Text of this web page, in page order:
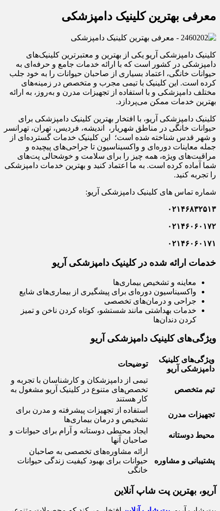
معرفی بهترین کلینیک دامپزشکی
کلینیک دامپزشکی آریو یکی از بهترین و معتبرترین کلینیک‌های
دامپزشکی در کشور است که با ارائه خدمات جامع و حرفه‌ای به
حیوانات خانگی، اعتماد بسیاری از صاحبان حیوانات را به خود جلب
کرده است. این کلینیک با تیمی مجرب و متخصص در زمینه‌های
مختلف دامپزشکی و با استفاده از تجهیزات مدرن و به‌روز، به ارائه
بهترین خدمات ممکن می‌پردازد.
کلینیک دامپزشکی آریو، با افتخار بهترین کلینیک دامپزشکی برای
حیوانات خانگی در مناطق شهریار، اندیشه، فردیس، تهران، تهرانسر
و شهر قدس شناخته شده است؛ این کلینیک خدمات گسترده‌ای از
جمله معاینات دوره‌ای و واکسیناسیون تا جراحی‌های پیچیده و
مراقبت‌های ویژه، همه چیز را برای سلامت و خوشحالی پت‌های
شما آماده کرده است. به ما اعتماد کنید و بهترین خدمات دامپزشکی
را تجربه کنید.
شماره تماس های کلینیک دامپزشکی آریو:
۰۲۱۴۶۸۳۲۵۱۳
۰۲۱۴۶۰۶۰۱۷۲
۰۲۱۴۶۰۶۰۱۷۱
خدمات ارائه شده در کلینیک دامپزشکی آریو
معاینه و تشخیص بیماری‌ها
واکسیناسیون دوره‌ای برای پیشگیری از بیماری‌های شایع
جراحی و درمان‌های تخصصی
خدمات بهداشتی مانند شستشو، کوتاه کردن ناخن و تمیز
کردن دندان‌ها
ویژگی‌های کلینیک دامپزشکی آریو
ویژگی‌های کلینیک
دامپزشکی آریو
توضیحات
تیم متخصص
تیمی از دامپزشکان و کارشناسان با تجربه و
تخصص‌های متنوع در کلینیک آریو مشغول به
کار هستند
تجهیزات مدرن
استفاده از تجهیزات پیشرفته و مدرن برای
تشخیص و درمان بیماری‌ها
محیط دوستانه
ایجاد محیطی دوستانه و آرام برای حیوانات و
صاحبان آنها
پشتیبانی و مشاوره
ارائه مشاوره‌های تخصصی به صاحبان
حیوانات برای بهبود کیفیت زندگی حیوانات
خانگی
آریو، بهترین پت شاپ آنلاین